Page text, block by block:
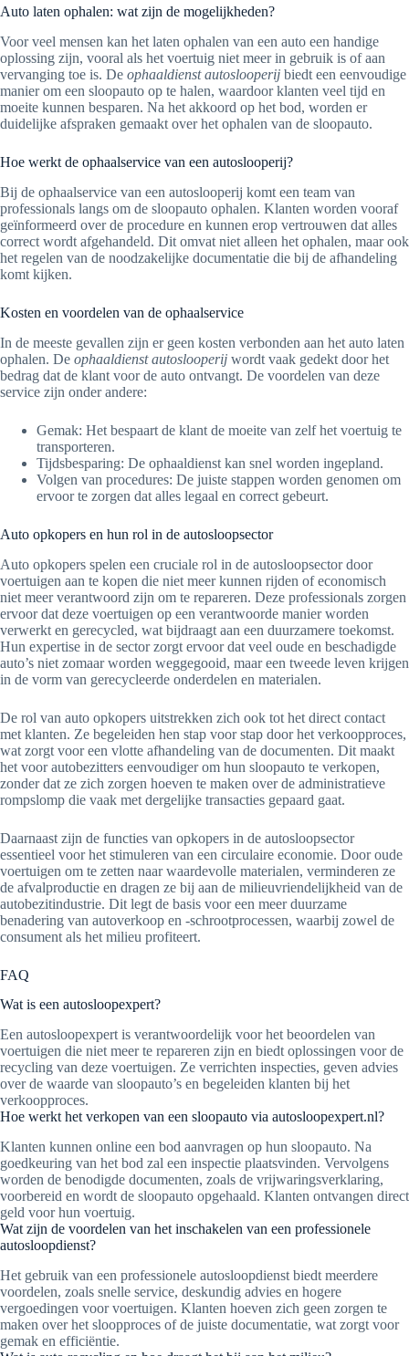
Auto laten ophalen: wat zijn de mogelijkheden?
Voor veel mensen kan het laten ophalen van een auto een handige
oplossing zijn, vooral als het voertuig niet meer in gebruik is of aan
vervanging toe is. De ophaaldienst autoslooperij biedt een eenvoudige
manier om een sloopauto op te halen, waardoor klanten veel tijd en
moeite kunnen besparen. Na het akkoord op het bod, worden er
duidelijke afspraken gemaakt over het ophalen van de sloopauto.
Hoe werkt de ophaalservice van een autoslooperij?
Bij de ophaalservice van een autoslooperij komt een team van
professionals langs om de sloopauto ophalen. Klanten worden vooraf
geïnformeerd over de procedure en kunnen erop vertrouwen dat alles
correct wordt afgehandeld. Dit omvat niet alleen het ophalen, maar ook
het regelen van de noodzakelijke documentatie die bij de afhandeling
komt kijken.
Kosten en voordelen van de ophaalservice
In de meeste gevallen zijn er geen kosten verbonden aan het auto laten
ophalen. De ophaaldienst autoslooperij wordt vaak gedekt door het
bedrag dat de klant voor de auto ontvangt. De voordelen van deze
service zijn onder andere:
Gemak: Het bespaart de klant de moeite van zelf het voertuig te
transporteren.
Tijdsbesparing: De ophaaldienst kan snel worden ingepland.
Volgen van procedures: De juiste stappen worden genomen om
ervoor te zorgen dat alles legaal en correct gebeurt.
Auto opkopers en hun rol in de autosloopsector
Auto opkopers spelen een cruciale rol in de autosloopsector door
voertuigen aan te kopen die niet meer kunnen rijden of economisch
niet meer verantwoord zijn om te repareren. Deze professionals zorgen
ervoor dat deze voertuigen op een verantwoorde manier worden
verwerkt en gerecycled, wat bijdraagt aan een duurzamere toekomst.
Hun expertise in de sector zorgt ervoor dat veel oude en beschadigde
auto’s niet zomaar worden weggegooid, maar een tweede leven krijgen
in de vorm van gerecycleerde onderdelen en materialen.
De rol van auto opkopers uitstrekken zich ook tot het direct contact
met klanten. Ze begeleiden hen stap voor stap door het verkoopproces,
wat zorgt voor een vlotte afhandeling van de documenten. Dit maakt
het voor autobezitters eenvoudiger om hun sloopauto te verkopen,
zonder dat ze zich zorgen hoeven te maken over de administratieve
rompslomp die vaak met dergelijke transacties gepaard gaat.
Daarnaast zijn de functies van opkopers in de autosloopsector
essentieel voor het stimuleren van een circulaire economie. Door oude
voertuigen om te zetten naar waardevolle materialen, verminderen ze
de afvalproductie en dragen ze bij aan de milieuvriendelijkheid van de
autobezitindustrie. Dit legt de basis voor een meer duurzame
benadering van autoverkoop en -schrootprocessen, waarbij zowel de
consument als het milieu profiteert.
FAQ
Wat is een autosloopexpert?
Een autosloopexpert is verantwoordelijk voor het beoordelen van
voertuigen die niet meer te repareren zijn en biedt oplossingen voor de
recycling van deze voertuigen. Ze verrichten inspecties, geven advies
over de waarde van sloopauto’s en begeleiden klanten bij het
verkoopproces.
Hoe werkt het verkopen van een sloopauto via autosloopexpert.nl?
Klanten kunnen online een bod aanvragen op hun sloopauto. Na
goedkeuring van het bod zal een inspectie plaatsvinden. Vervolgens
worden de benodigde documenten, zoals de vrijwaringsverklaring,
voorbereid en wordt de sloopauto opgehaald. Klanten ontvangen direct
geld voor hun voertuig.
Wat zijn de voordelen van het inschakelen van een professionele
autosloopdienst?
Het gebruik van een professionele autosloopdienst biedt meerdere
voordelen, zoals snelle service, deskundig advies en hogere
vergoedingen voor voertuigen. Klanten hoeven zich geen zorgen te
maken over het sloopproces of de juiste documentatie, wat zorgt voor
gemak en efficiëntie.